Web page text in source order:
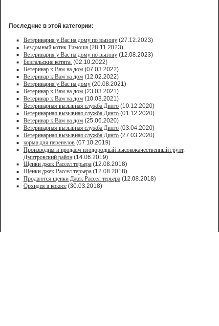
Последние в этой категории:
Ветеринария у Вас на дому по вызову (27.12.2023)
Бездомный котик Тимоша (28.11.2023)
Ветеринария у Вас на дому по вызову (12.08.2023)
Бенгальские котята. (02.10.2022)
Ветеринар к Вам на дом (07.03.2022)
Ветеринар к Вам на дом (12.02.2022)
Ветеринария у Вас на дому (20.08.2021)
Ветеринар к Вам на дом (23.03.2021)
Ветеринар к Вам на дом (10.03.2021)
Ветеринарная вызывная служба Динго (10.12.2020)
Ветеринарная вызывная служба Динго (01.12.2020)
Ветеринар к Вам на дом (25.06.2020)
Ветеринарная вызывная служба Динго (03.04.2020)
Ветеринарная вызывная служба Динго (27.03.2020)
корма для перепелов (07.10.2019)
Производим и продаем плодородный высококачественный грунт,
Дмитровский район (14.06.2019)
Щенки джек Рассел терьера (12.08.2018)
Щенки джек Рассел терьера (12.08.2018)
Продаются щенки Джек Рассел терьера (12.08.2018)
Орхидея в кокосе (30.03.2018)